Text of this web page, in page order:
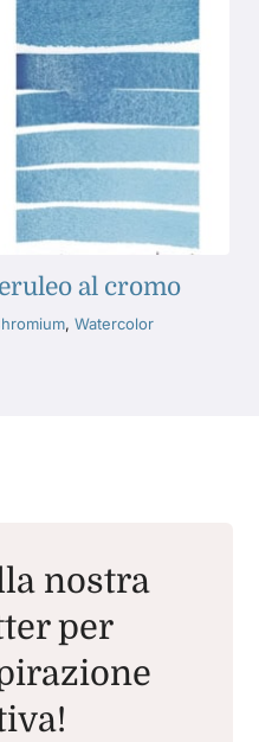
al cromo
, Watercolor
nostra
per